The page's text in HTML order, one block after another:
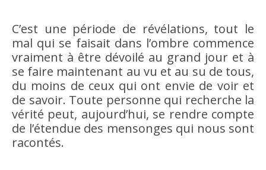
C’est une période de révélations, tout le
mal qui se faisait dans l’ombre commence
vraiment à être dévoilé au grand jour et à
se faire maintenant au vu et au su de tous,
du moins de ceux qui ont envie de voir et
de savoir. Toute personne qui recherche la
vérité peut, aujourd’hui, se rendre compte
de l’étendue des mensonges qui nous sont
racontés.